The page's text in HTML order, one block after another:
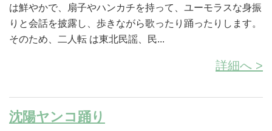
は鮮やかで、扇子やハンカチを持って、ユーモラスな身振
りと会話を披露し、歩きながら歌ったり踊ったりします。
そのため、二人転 は東北民謡、民...
詳細へ >
沈陽ヤンコ踊り